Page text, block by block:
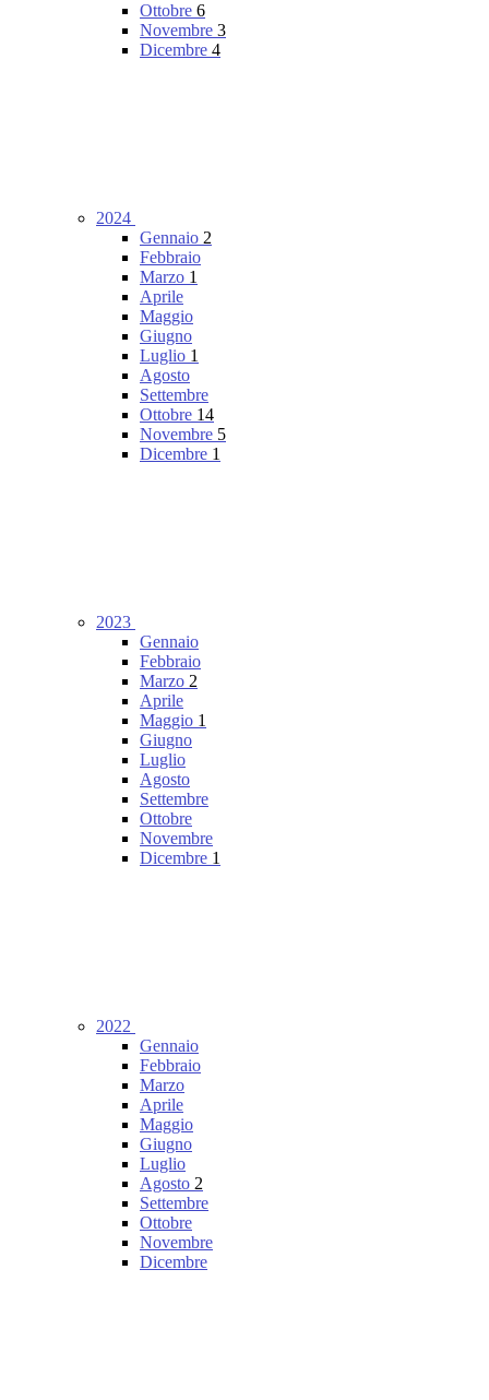
Ottobre 6
Novembre 3
Dicembre 4
2024
Gennaio 2
Febbraio
Marzo 1
Aprile
Maggio
Giugno
Luglio 1
Agosto
Settembre
Ottobre 14
Novembre 5
Dicembre 1
2023
Gennaio
Febbraio
Marzo 2
Aprile
Maggio 1
Giugno
Luglio
Agosto
Settembre
Ottobre
Novembre
Dicembre 1
2022
Gennaio
Febbraio
Marzo
Aprile
Maggio
Giugno
Luglio
Agosto 2
Settembre
Ottobre
Novembre
Dicembre